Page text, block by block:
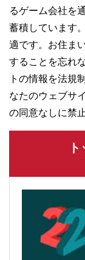
るゲーム会社を
蓄積しています
適です。お住ま
することを忘れ
トの情報を法規
なたのウェブサ
の同意なしに禁